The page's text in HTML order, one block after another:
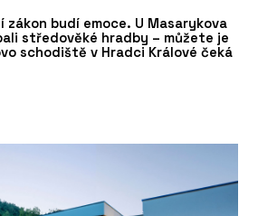
zákon budí emoce. U Masarykova
středověké hradby – můžete je
schodiště v Hradci Králové čeká